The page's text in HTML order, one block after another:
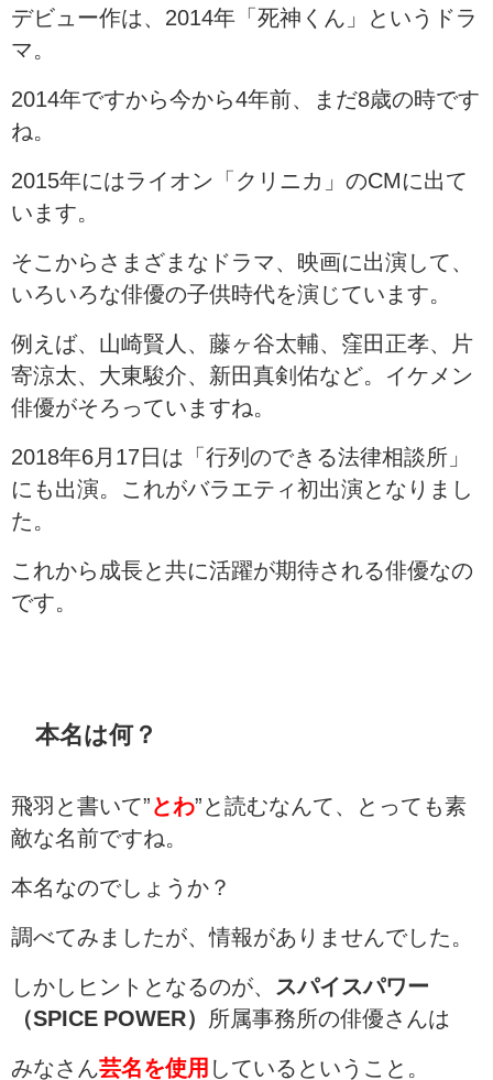
デビュー作は、2014年「死神くん」というドラ
マ。
2014年ですから今から4年前、まだ8歳の時です
ね。
2015年にはライオン「クリニカ」のCMに出て
います。
そこからさまざまなドラマ、映画に出演して、
いろいろな俳優の子供時代を演じています。
例えば、山崎賢人、藤ヶ谷太輔、窪田正孝、片
寄涼太、大東駿介、新田真剣佑など。イケメン
俳優がそろっていますね。
2018年6月17日は「行列のできる法律相談所」
にも出演。これがバラエティ初出演となりまし
た。
これから成長と共に活躍が期待される俳優なの
です。
本名は何？
飛羽と書いて” とわ”と読むなんて、とっても素
敵な名前ですね。
本名なのでしょうか？
調べてみましたが、情報がありませんでした。
しかしヒントとなるのが、
スパイスパワー
（SPICE POWER） 所属事務所の俳優さんは
みなさん芸名を使用 しているということ。